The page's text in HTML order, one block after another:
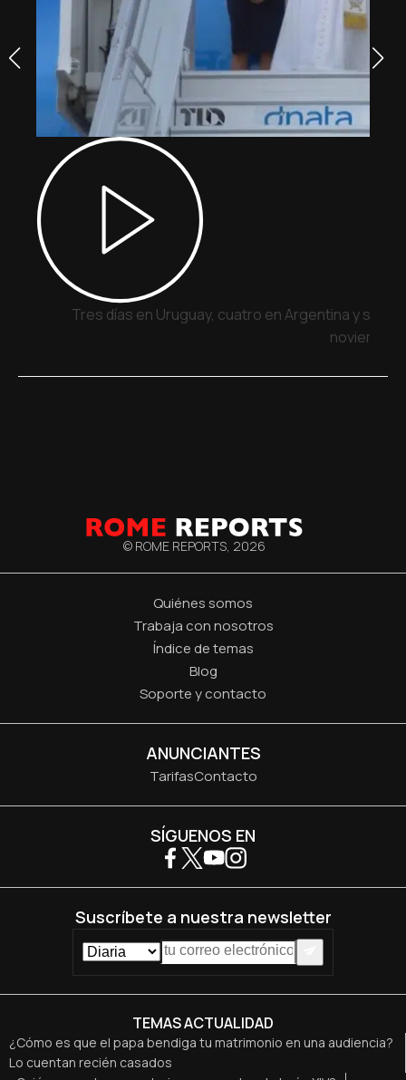
Tres días en Uruguay, cuatro en Argentina y siete
noviembre
© ROME REPORTS, 2026
Quiénes somos
Trabaja con nosotros
Índice de temas
Blog
Soporte y contacto
ANUNCIANTES
TarifasContacto
TEMAS ACTUALIDAD
¿Cómo es que el papa bendiga tu matrimonio en una audiencia?
Lo cuentan recién casados
SÍGUENOS EN
Suscríbete a nuestra newsletter